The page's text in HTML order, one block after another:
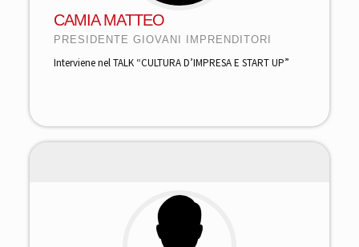
CAMIA MATTEO
PRESIDENTE GIOVANI IMPRENDITORI
Interviene nel TALK “CULTURA D’IMPRESA E START UP”